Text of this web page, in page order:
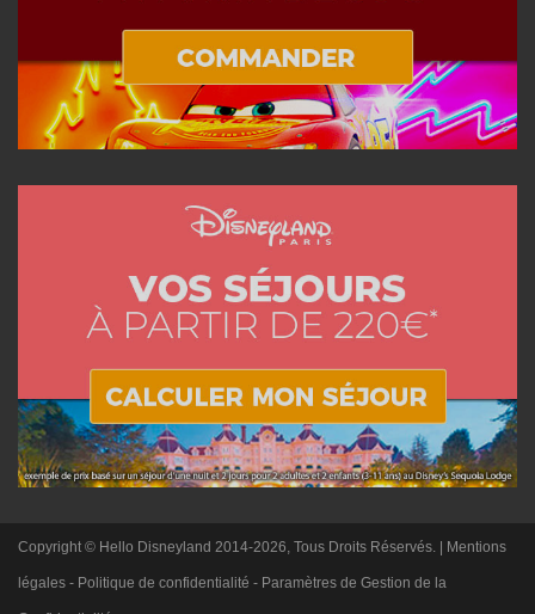
Copyright © Hello Disneyland 2014-2026, Tous Droits Réservés. | Mentions
légales - Politique de confidentialité - Paramètres de Gestion de la